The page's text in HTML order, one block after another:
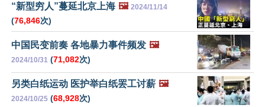
“新型穷人”蔓延北京上海 🖼️ 2024/11/14
(76,846次)
中国民变前奏 各地暴力事件频发 🖼️
2024/10/31 (71,082次)
另类白纸运动 医护举白纸罢工讨薪 🖼️
2024/10/25 (68,928次)